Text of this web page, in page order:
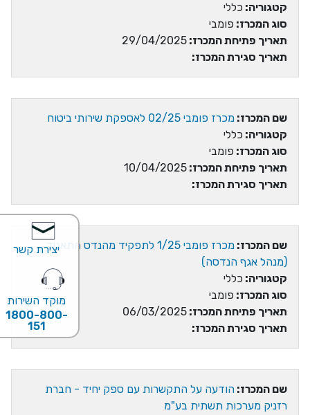
יצירת קשר
מוקד השירות
1800-800-
151
קטגוריה: כללי
סוג המכרז: פומבי
תאריך פתיחת המכרז: 29/04/2025
תאריך סגירת המכרז:
שם המכרז: מכרז פומבי 02/25 לאספקת שירותי ביטוח
קטגוריה: כללי
סוג המכרז: פומבי
תאריך פתיחת המכרז: 10/04/2025
תאריך סגירת המכרז:
שם המכרז:
מכרז פומבי 1/25 לתפקיד מהנדס התאגיד
(מנהל אגף הנדסה)
קטגוריה: כללי
סוג המכרז: פומבי
תאריך פתיחת המכרז: 06/03/2025
תאריך סגירת המכרז:
שם המכרז: הודעה על התקשרות עם ספק יחיד - חברת
רזניק מערכות תשתית בע"מ